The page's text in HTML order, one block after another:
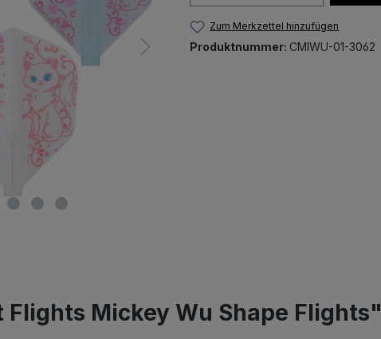
Zum Merkzettel hinzufügen
Produktnummer: CMIWU-01-3062
Mickey Wu Shape Flights"